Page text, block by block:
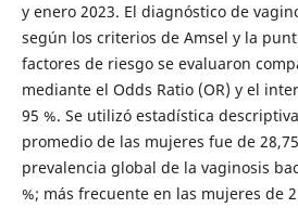
y enero 2023. El diagnóstico de
según los criterios de Amsel y la
factores de riesgo se evaluaron
mediante el Odds Ratio (OR) y el
95 %. Se utilizó estadística
promedio de las mujeres fue de
prevalencia global de la vaginosis
%; más frecuente en las mujeres de